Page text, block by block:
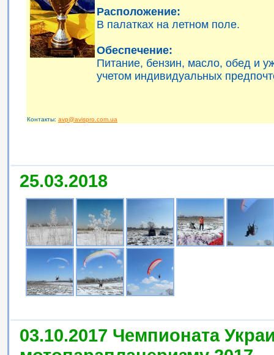
Расположение:
В палатках на летном поле.
Обеспечение:
Питание, бензин, масло, обед и
учетом индивидуальных
Контакты: avp@avispro.com.ua
25.03.2018
03.10.2017 Чемпионата